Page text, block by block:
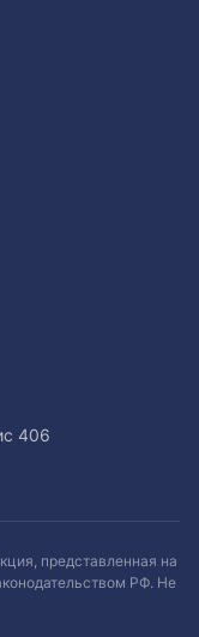
406
представленная на
РФ. Не